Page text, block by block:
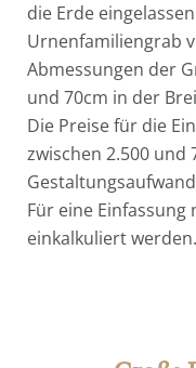
die Erde
Urnenfamiliengrab
Abmessungen der
und 70cm in der
Die Preise für die
zwischen 2.500 und
Für eine Einfassung
einkalkuliert werden.